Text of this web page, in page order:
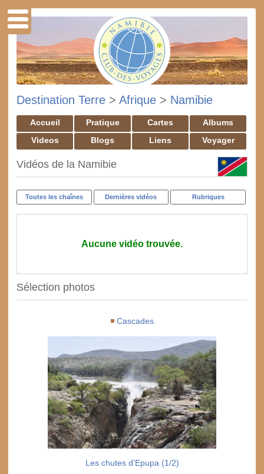
Destination Terre > Afrique > Namibie
Accueil Pratique Cartes
Albums
Videos
Blogs Liens Voyager
Vidéos de la Namibie
Toutes les chaînes Dernières vidéos Rubriques
Aucune vidéo trouvée.
Sélection photos
Cascades
Les chutes d'Epupa (1/2)